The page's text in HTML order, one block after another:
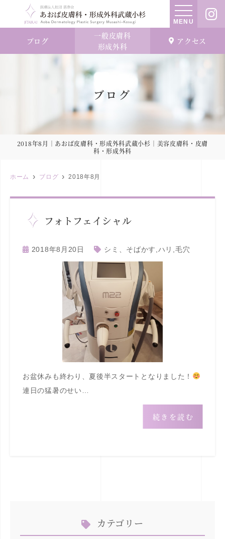
MENU
ブログ
一般皮膚科
形成外科
アクセス
ブログ
2018年8月｜あおば皮膚科・形成外科武蔵小杉｜美容皮膚科・皮膚
科・形成外科
ホーム ブログ 2018年8月
フォトフェイシャル
2018年8月20日 シミ、そばかす ハリ 毛穴
お盆休みも終わり、夏後半スタートとなりました！
連日の猛暑のせい…
続きを読む
カテゴリー